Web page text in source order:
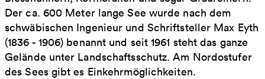
Der ca. 600 Meter lange See wurde nach dem
schwäbischen Ingenieur und Schriftsteller Max Eyth
(1836 - 1906) benannt und seit 1961 steht das ganze
Gelände unter Landschaftsschutz. Am Nordostufer
des Sees gibt es Einkehrmöglichkeiten.